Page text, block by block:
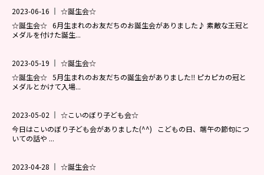
2023-06-16
☆誕生会☆
☆誕生会☆ 6月生まれのお友だちのお誕生会がありました♪ 素敵な王冠と
メダルを付けた誕生...
2023-05-19
☆誕生会☆
☆誕生会☆ 5月生まれのお友だちの誕生会がありました‼ ピカピカの冠と
メダルとかけて入場...
2023-05-02
☆こいのぼり子ども会☆
今日はこいのぼり子ども会がありました(^^) こどもの日、端午の節句につ
いての話や ...
2023-04-28
☆誕生会☆